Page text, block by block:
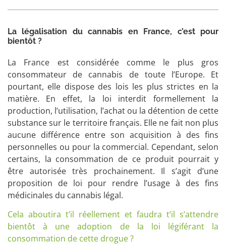
La légalisation du cannabis en France, c’est pour
bientôt ?
La France est considérée comme le plus gros
consommateur de cannabis de toute l’Europe. Et
pourtant, elle dispose des lois les plus strictes en la
matière. En effet, la loi interdit formellement la
production, l’utilisation, l’achat ou la détention de cette
substance sur le territoire français. Elle ne fait non plus
aucune différence entre son acquisition à des fins
personnelles ou pour la commercial. Cependant, selon
certains, la consommation de ce produit pourrait y
être autorisée très prochainement. Il s’agit d’une
proposition de loi pour rendre l’usage à des fins
médicinales du cannabis légal.
Cela aboutira t’il réellement et faudra t’il s’attendre
bientôt à une adoption de la loi légiférant la
consommation de cette drogue ?